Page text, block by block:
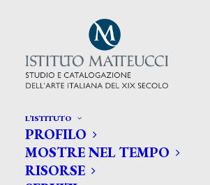
L’ISTITUTO
PROFILO
MOSTRE NEL TEMPO
RISORSE
CERCA TRA GLI ARTISTI: